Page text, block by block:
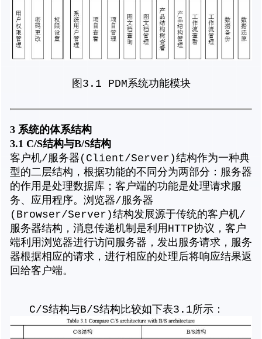
图3.1 PDM系统功能模块
3 系统的体系结构
3.1 C/S结构与B/S结构
客户机/服务器(Client/Server)结构作为一种典
型的二层结构，根据功能的不同分为两部分：服务器
的作用是处理数据库；客户端的功能是处理请求服
务、应用程序。浏览器/服务器
(Browser/Server)结构发展源于传统的客户机/
服务器结构，消息传递机制是利用HTTP协议，客户
端利用浏览器进行访问服务器，发出服务请求，服务
器根据相应的请求，进行相应的处理后将响应结果返
回给客户端。
C/S结构与B/S结构比较如下表3.1所示：